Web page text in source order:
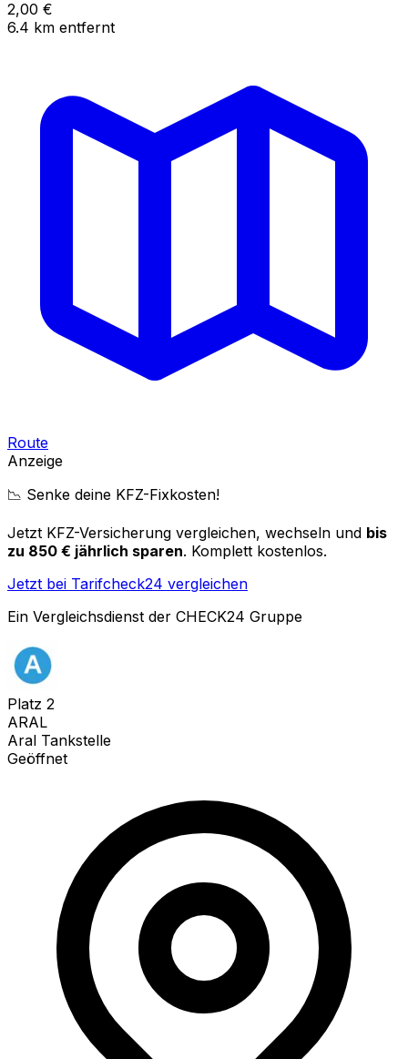
2,00 €
6.4 km entfernt
Route
Anzeige
📉 Senke deine KFZ-Fixkosten!
Jetzt KFZ-Versicherung vergleichen, wechseln und bis
zu 850 € jährlich sparen. Komplett kostenlos.
Jetzt bei Tarifcheck24 vergleichen
Ein Vergleichsdienst der CHECK24 Gruppe
Platz 2
ARAL
Aral Tankstelle
Geöffnet